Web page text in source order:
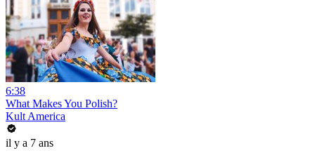
6:38
What Makes You Polish?
Kult America
il y a 7 ans